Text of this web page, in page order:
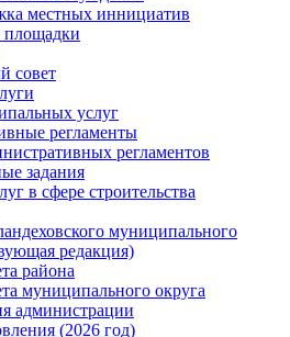
местных иннициатив
площадки
совет
услуг
регламенты
регламентов
задания
в сфере строительства
муниципального
редакция)
района
муниципального округа
администрации
(2026 год)